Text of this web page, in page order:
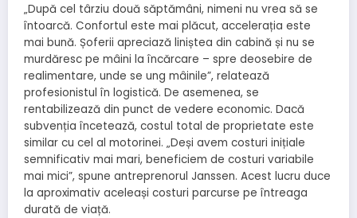
„După cel târziu două săptămâni, nimeni nu vrea să se
întoarcă. Confortul este mai plăcut, accelerația este
mai bună. Șoferii apreciază liniștea din cabină și nu se
murdăresc pe mâini la încărcare – spre deosebire de
realimentare, unde se ung mâinile”, relatează
profesionistul în logistică. De asemenea, se
rentabilizează din punct de vedere economic. Dacă
subvenția încetează, costul total de proprietate este
similar cu cel al motorinei. „Deși avem costuri inițiale
semnificativ mai mari, beneficiem de costuri variabile
mai mici”, spune antreprenorul Janssen. Acest lucru duce
la aproximativ aceleași costuri parcurse pe întreaga
durată de viață.